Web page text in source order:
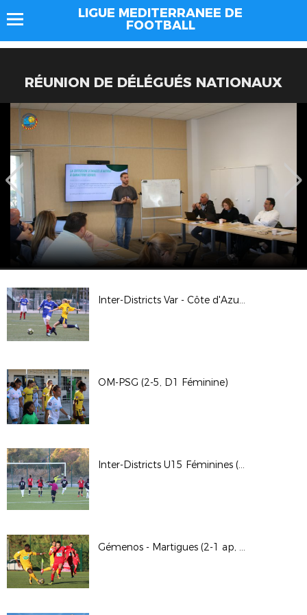
LIGUE MEDITERRANEE DE
FOOTBALL
RÉUNION DE DÉLÉGUÉS NATIONAUX
Inter-Districts Var - Côte d'Azur U15F (4-1, La Garde)
OM-PSG (2-5, D1 Féminine)
Inter-Districts U15 Féminines (Saint-Cannat)
Gémenos - Martigues (2-1 ap, 7ème tour de Coupe de France)